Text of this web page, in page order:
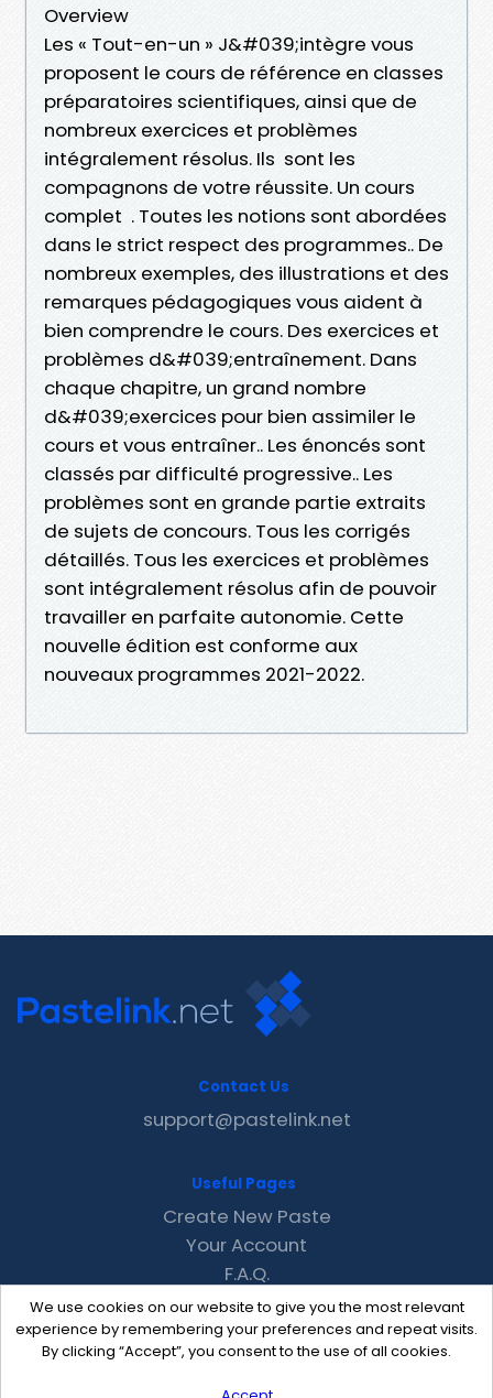
Overview
Les « Tout-en-un » J&#039;intègre vous
proposent le cours de référence en classes
préparatoires scientifiques, ainsi que de
nombreux exercices et problèmes
intégralement résolus. Ils sont les
compagnons de votre réussite. Un cours
complet . Toutes les notions sont abordées
dans le strict respect des programmes.. De
nombreux exemples, des illustrations et des
remarques pédagogiques vous aident à
bien comprendre le cours. Des exercices et
problèmes d&#039;entraînement. Dans
chaque chapitre, un grand nombre
d&#039;exercices pour bien assimiler le
cours et vous entraîner.. Les énoncés sont
classés par difficulté progressive.. Les
problèmes sont en grande partie extraits
de sujets de concours. Tous les corrigés
détaillés. Tous les exercices et problèmes
sont intégralement résolus afin de pouvoir
travailler en parfaite autonomie. Cette
nouvelle édition est conforme aux
nouveaux programmes 2021-2022.
We use cookies on our website to give you the most relevant
experience by remembering your preferences and repeat visits.
By clicking “Accept”, you consent to the use of all cookies.
Contact Us
support@pastelink.net
Useful Pages
Create New Paste
Your Account
F.A.Q.
Recent
Contact